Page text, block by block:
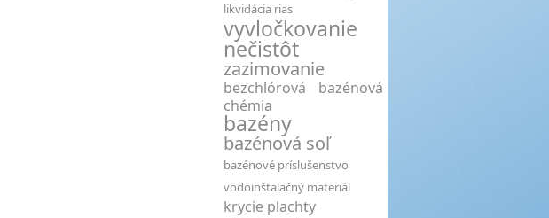
likvidácia rias
vyvločkovanie
nečistôt
zazimovanie
bezchlórová bazénová
chémia
bazény
bazénová soľ
bazénové príslušenstvo
vodoinštalačný materiál
krycie plachty